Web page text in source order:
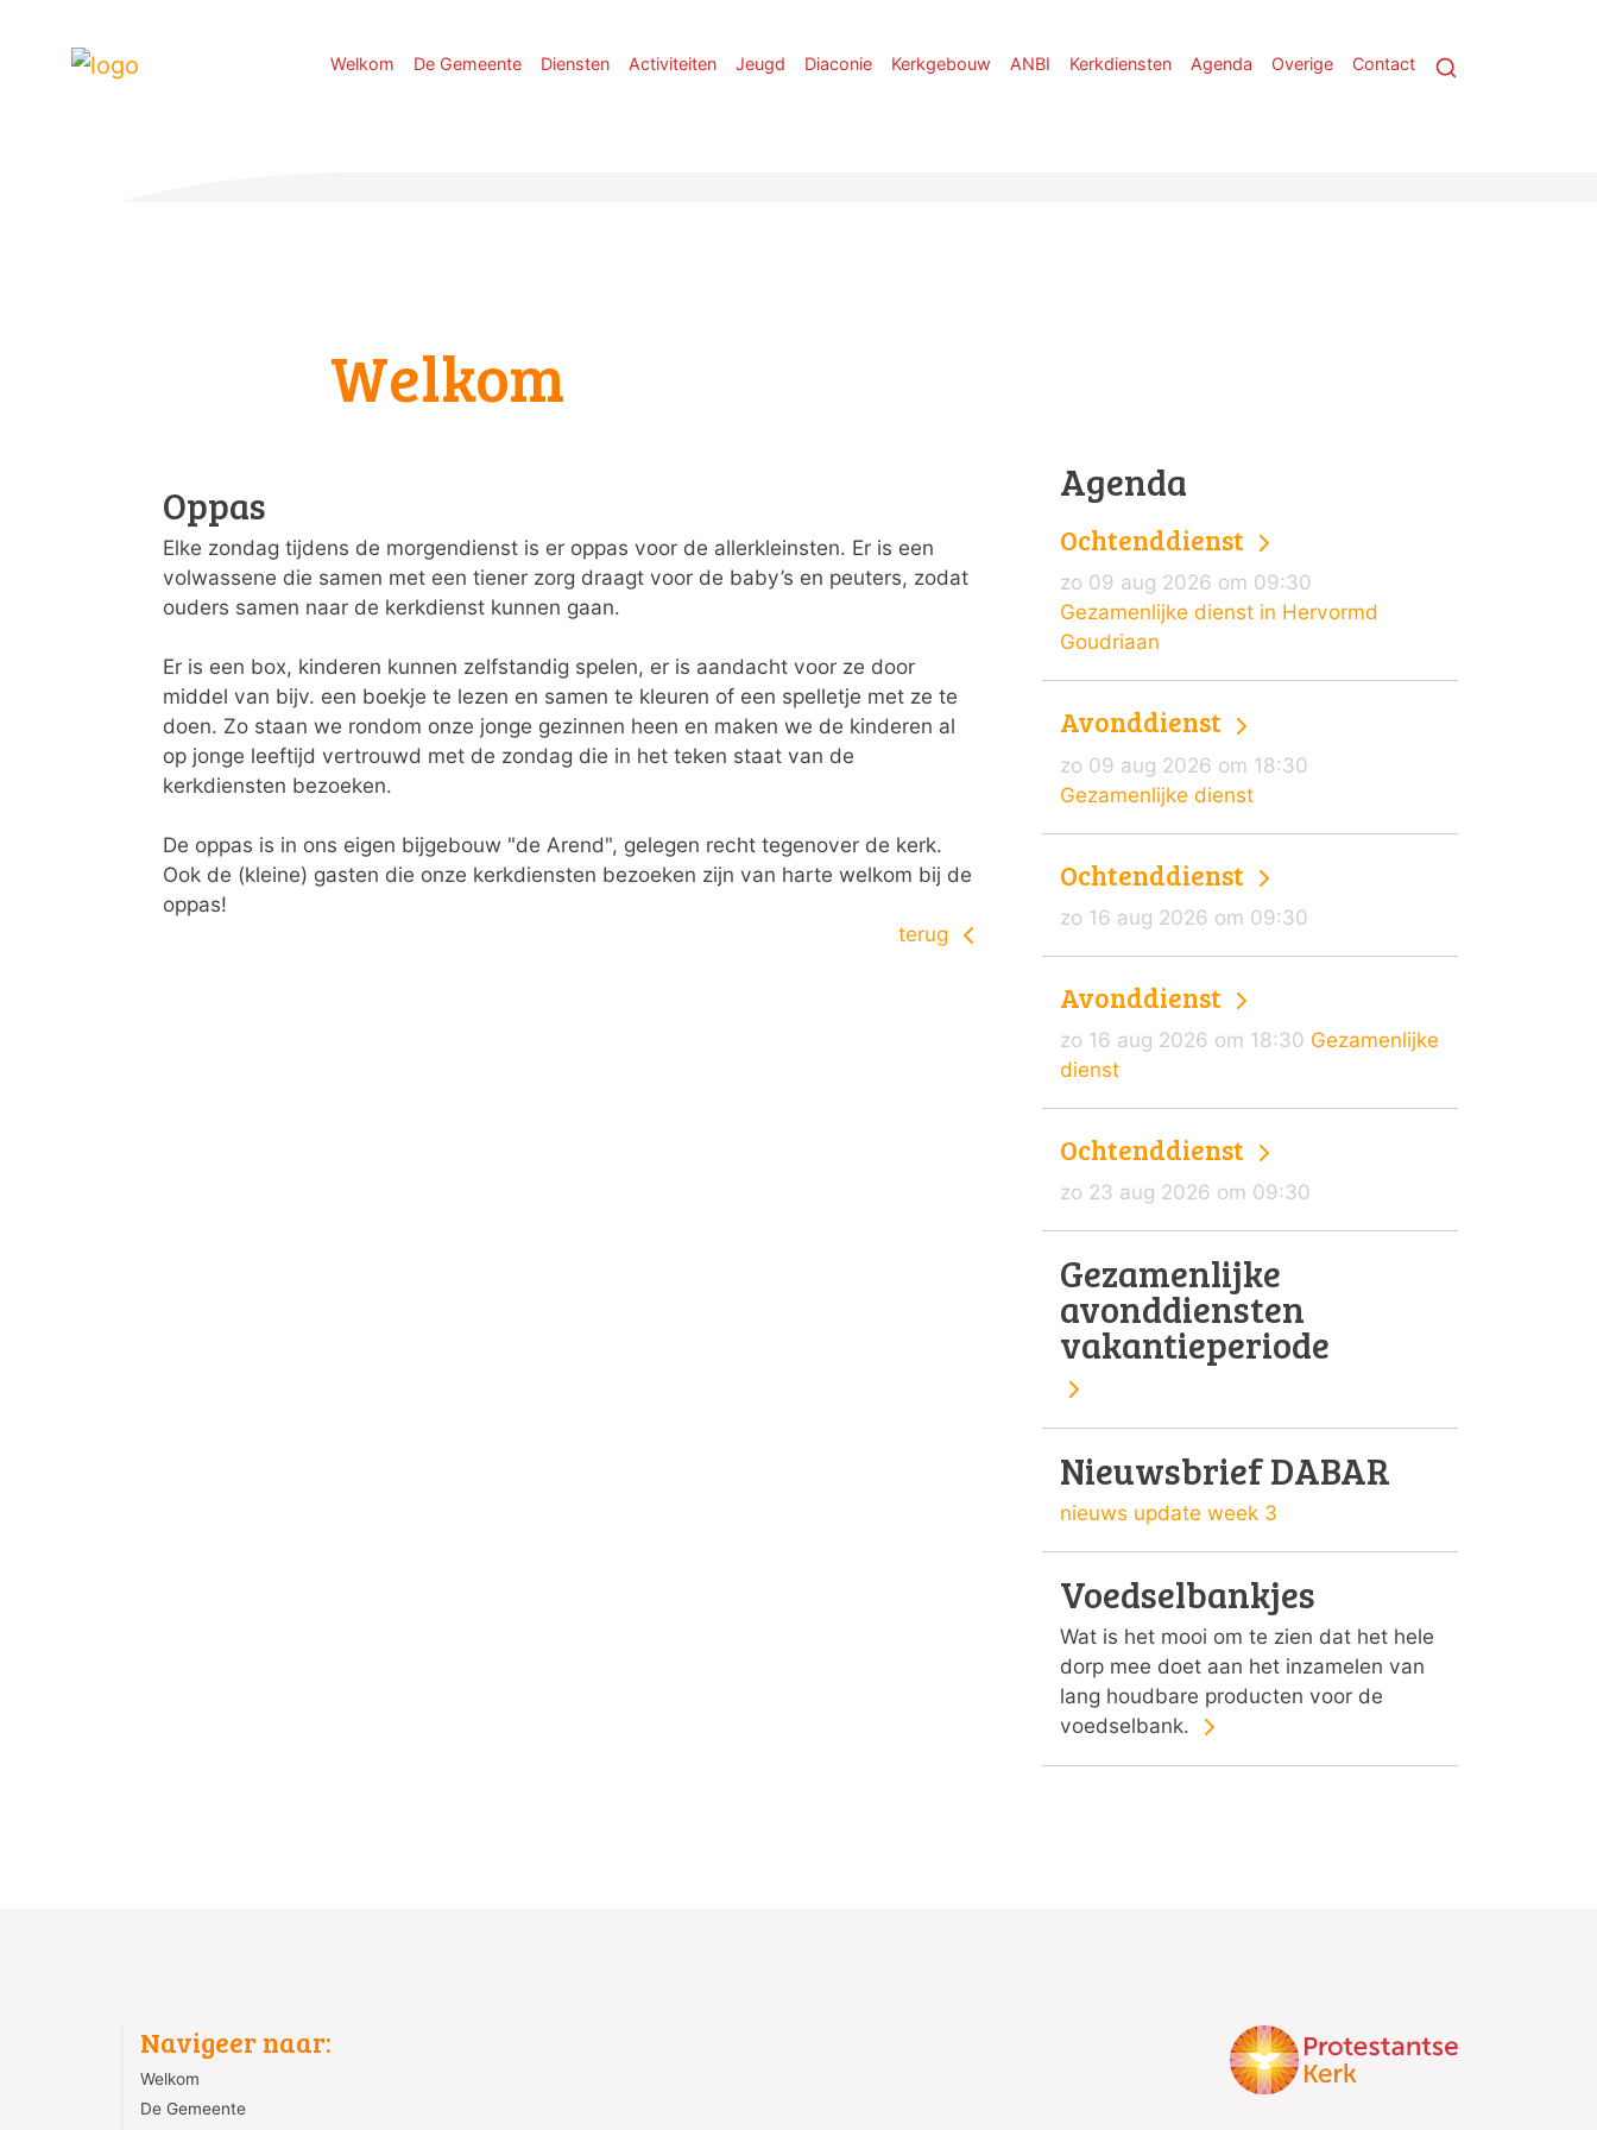
Welkom De Gemeente Diensten Activiteiten Jeugd Diaconie Kerkgebouw ANBI Kerkdiensten Agenda Overige Contact
Welkom
Oppas
Elke zondag tijdens de morgendienst is er oppas voor de allerkleinsten. Er is een
volwassene die samen met een tiener zorg draagt voor de baby’s en peuters, zodat
ouders samen naar de kerkdienst kunnen gaan.
Er is een box, kinderen kunnen zelfstandig spelen, er is aandacht voor ze door
middel van bijv. een boekje te lezen en samen te kleuren of een spelletje met ze te
doen. Zo staan we rondom onze jonge gezinnen heen en maken we de kinderen al
op jonge leeftijd vertrouwd met de zondag die in het teken staat van de
kerkdiensten bezoeken.
De oppas is in ons eigen bijgebouw "de Arend", gelegen recht tegenover de kerk.
Ook de (kleine) gasten die onze kerkdiensten bezoeken zijn van harte welkom bij de
oppas!
terug
Agenda
Ochtenddienst
zo 09 aug 2026 om 09:30
Gezamenlijke dienst in Hervormd
Goudriaan
Avonddienst
zo 09 aug 2026 om 18:30
Gezamenlijke dienst
Ochtenddienst
zo 16 aug 2026 om 09:30
Avonddienst
zo 16 aug 2026 om 18:30 Gezamenlijke
dienst
Ochtenddienst
zo 23 aug 2026 om 09:30
Gezamenlijke
avonddiensten
vakantieperiode
Nieuwsbrief DABAR
nieuws update week 3
Voedselbankjes
Wat is het mooi om te zien dat het hele
dorp mee doet aan het inzamelen van
lang houdbare producten voor de
voedselbank.
Navigeer naar:
Welkom
De Gemeente